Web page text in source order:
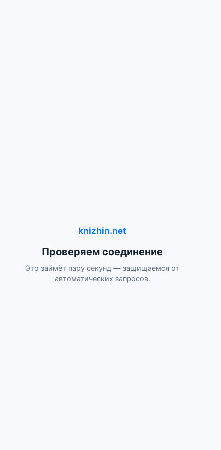
knizhin.net
Проверяем соединение
Это займёт пару секунд — защищаемся от
автоматических запросов.